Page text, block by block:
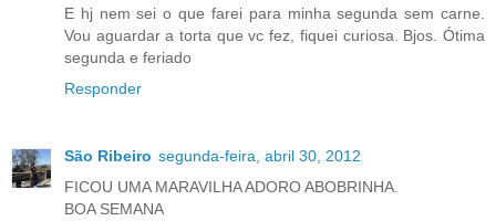
E hj nem sei o que farei para minha segunda sem carne.
Vou aguardar a torta que vc fez, fiquei curiosa. Bjos. Ótima
segunda e feriado
Responder
São Ribeiro segunda-feira, abril 30, 2012
FICOU UMA MARAVILHA ADORO ABOBRINHA.
BOA SEMANA